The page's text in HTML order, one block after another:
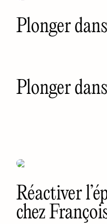
Plonger
Plonger
Réactiver
chez